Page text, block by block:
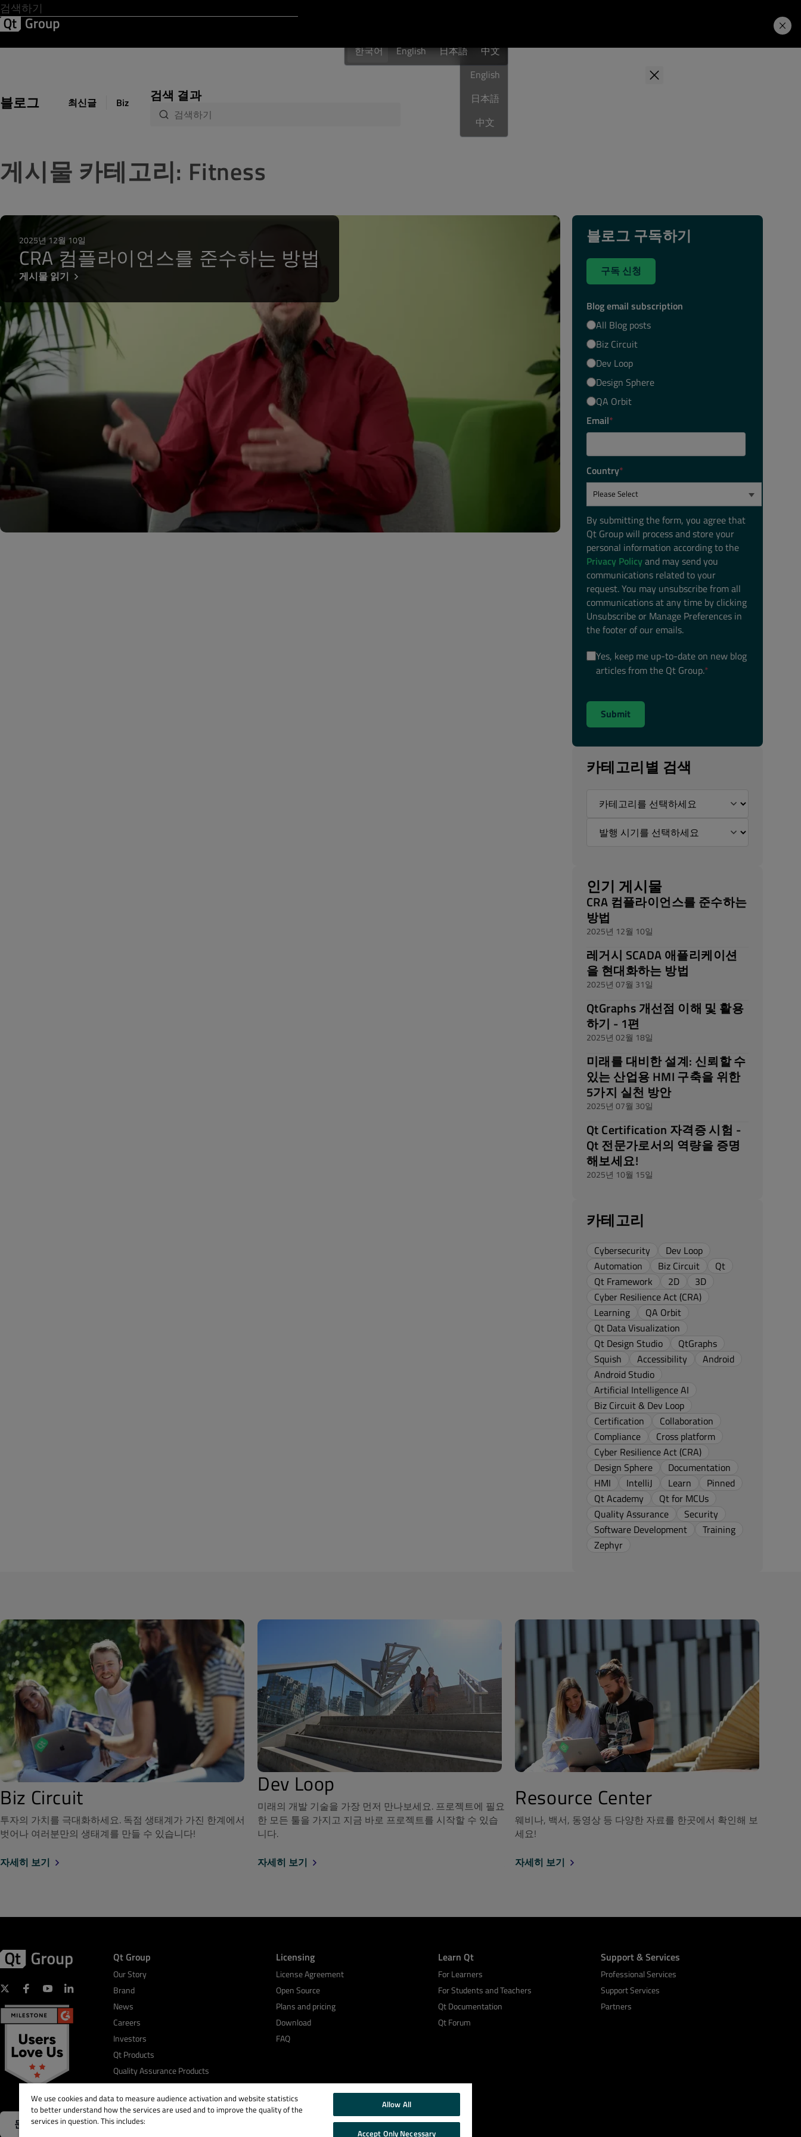
한국어
English
日本語
中文
한국어 English 日本語 中文
블로그 최신글 Biz Circuit Dev Loop
검색 결과
게시물 카테고리: Fitness
2025년 12월 10일
CRA 컴플라이언스를 준수하는 방법
게시물 읽기
블로그 구독하기
구독 신청
Blog email subscription
All Blog posts
Biz Circuit
Dev Loop
Design Sphere
QA Orbit
Email*
Country*
By submitting the form, you agree that
Qt Group will process and store your
personal information according to the
Privacy Policyand may send you
communications related to your
request. You may unsubscribe from all
communications at any time by clicking
Unsubscribe or Manage Preferences in
the footer of our emails.
Yes, keep me up-to-date on new blog
articles from the Qt Group.*
카테고리별 검색
인기 게시물
CRA 컴플라이언스를 준수하는
방법
2025년 12월 10일
레거시 SCADA 애플리케이션
을 현대화하는 방법
2025년 07월 31일
QtGraphs 개선점 이해 및 활용
하기 - 1편
2025년 02월 18일
미래를 대비한 설계: 신뢰할 수
있는 산업용 HMI 구축을 위한
5가지 실천 방안
2025년 07월 30일
Qt Certification 자격증 시험 -
Qt 전문가로서의 역량을 증명
해보세요!
2025년 10월 15일
카테고리
Cybersecurity
Dev Loop
Automation
Biz Circuit
Qt
Qt Framework
2D
3D
Cyber Resilience Act (CRA)
Learning
QA Orbit
Qt Data Visualization
Qt Design Studio
QtGraphs
Squish
Accessibility
Android
Android Studio
Artificial Intelligence AI
Biz Circuit & Dev Loop
Certification
Collaboration
Compliance
Cross platform
Cyber Resilience Act (CRA)
Design Sphere
Documentation
HMI
IntelliJ Learn
Pinned
Qt Academy
Qt for MCUs
Quality Assurance
Security
Software Development
Training
Zephyr
Biz Circuit
투자의 가치를 극대화하세요. 독점 생태계가 가진 한계에서
벗어나 여러분만의 생태계를 만들 수 있습니다!
자세히 보기
Dev Loop
미래의 개발 기술을 가장 먼저 만나보세요. 프로젝트에 필요
한 모든 툴을 가지고 지금 바로 프로젝트를 시작할 수 있습
니다.
자세히 보기
Resource Center
웨비나, 백서, 동영상 등 다양한 자료를 한곳에서 확인해 보
세요!
자세히 보기
문의하기
Qt Group
Our Story
Brand
News
Careers
Investors
Qt Products
Quality Assurance Products
Licensing
License Agreement
Open Source
Plans and pricing
Download
FAQ
Learn Qt
For Learners
For Students and Teachers
Qt Documentation
Qt Forum
Support & Services
Professional Services
Support Services
Partners
We use cookies and data to measure audience activation and website statistics
to better understand how the services are used and to improve the quality of the
services in question. This includes:
Allow All
Accept Only Necessary